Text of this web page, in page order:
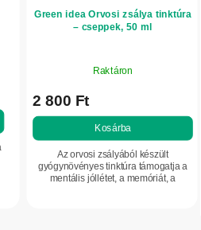
Green idea Orvosi zsálya tinktúra
– cseppek, 50 ml
Raktáron
2 800 Ft
Kosárba
Az orvosi zsályából készült
gyógynövényes tinktúra támogatja a
mentális jóllétet, a memóriát, a